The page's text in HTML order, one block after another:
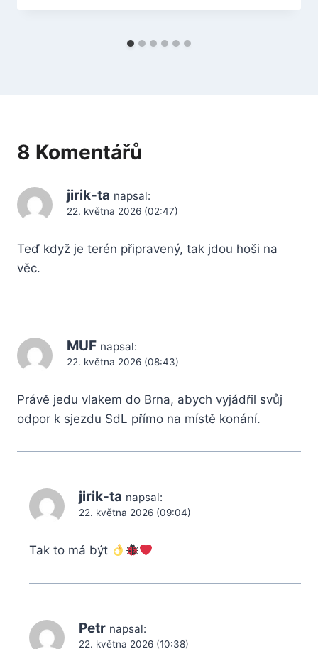
8 Komentářů
jirik-ta napsal:
22. května 2026 (02:47)
Teď když je terén připravený, tak jdou hoši na
věc.
MUF napsal:
22. května 2026 (08:43)
Právě jedu vlakem do Brna, abych vyjádřil svůj
odpor k sjezdu SdL přímo na místě konání.
jirik-ta napsal:
22. května 2026 (09:04)
Tak to má být
Petr napsal:
22. května 2026 (10:38)